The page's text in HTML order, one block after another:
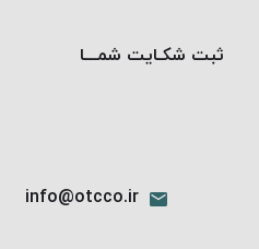
ثبت شکـایت شمـــا
info@otcco.ir